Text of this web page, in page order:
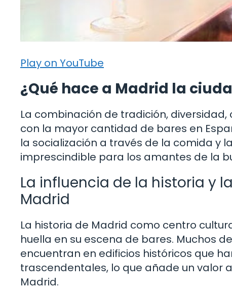
Play on YouTube
¿Qué hace a Madrid la
La combinación de tradición,
con la mayor cantidad de bares en
la socialización a través de la comida y
imprescindible para los amantes de la
La influencia de la historia y
Madrid
La historia de Madrid como centro
huella en su escena de bares. Muchos
encuentran en edificios históricos que
trascendentales, lo que añade un valor
Madrid.